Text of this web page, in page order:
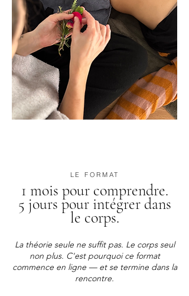
LE FORMAT
1 mois pour comprendre.
5 jours pour intégrer dans
le corps.
La théorie seule ne suffit pas. Le corps seul
non plus. C'est pourquoi ce format
commence en ligne — et se termine dans la
rencontre.